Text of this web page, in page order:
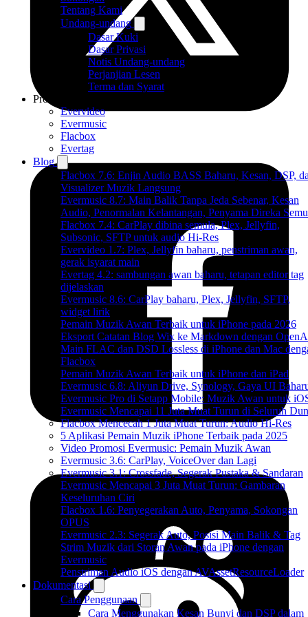
Tentang Kami
Undang-undang
Dasar Kuki
Dasar Privasi
Notis Undang-undang
Perjanjian Lesen
Terma dan Syarat
Produk
Evervideo
Evermusic
Flacbox
Evertag
Blog
Flacbox 7.6: Enjin Audio BASS Baharu, Kesan, DSP,
Visualizer Muzik Langsung
Evermusic 8.7: Main Balik Tanpa Jeda Sebenar, Kesan
Audio, Penormalan Kelantangan, Penyama Direka
Flacbox 7.4: CarPlay dibina semula, Plex, Jellyfin,
Subsonic, SFTP untuk audio Hi-Res
Evervideo 1.7: Plex, Jellyfin baharu, penstriman awan,
gerak isyarat main
Evertag 4.2: sambungan awan baharu, tetapan editor tag
dijelaskan
Evermusic 8.6: CarPlay baharu, Plex, Jellyfin, SFTP,
widget lirik
Pemain Muzik Awan Terbaik untuk iPhone pada 2026
Eksport Catatan Blog Wix ke Markdown dengan
Main FLAC dan DSD Lossless di iPhone dan Mac
Flacbox
Pemain Muzik Awan Terbaik untuk iPhone dan iPad
Evermusic 6.8: Aliyun Drive, Synology, Gaya UI
Evermusic Pro di Setapp Mobile: Muzik Awan untuk
Evermusic Mencapai 11 Juta Muat Turun di Seluruh
Flacbox Mencecah 1 Juta Muat Turun: Audio Hi-Res
5 Aplikasi Pemain Muzik iPhone Terbaik pada 2025
Video Promosi Evermusic: Pemain Muzik Awan
Evermusic 3.6: CarPlay, VoiceOver dan Lagi
Evermusic 3.1: Crossfade, Segerak Pustaka & Sandaran
Evermusic Mencapai 3 Juta Muat Turun: Gambaran
Keseluruhan Ciri
Flacbox 1.6: Penyegerakan Auto, Penyama, Sokongan
OPUS
Evermusic 2.3: Segerak Auto, Posisi Main Balik & Tag
Strim Muzik dari Storan Awan pada iPhone dengan
Evermusic
Penstriman Audio iOS dengan AVAssetResourceLoader
Dokumentasi
Cara Penggunaan
Cara Menggunakan Kesan Bunyi dan DSP dalam